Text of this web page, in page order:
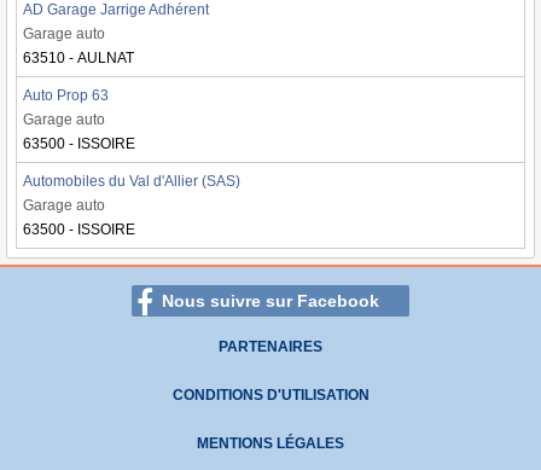
AD Garage Jarrige Adhérent
Garage auto
63510 - AULNAT
Auto Prop 63
Garage auto
63500 - ISSOIRE
Automobiles du Val d'Allier (SAS)
Garage auto
63500 - ISSOIRE
Nous suivre sur Facebook
PARTENAIRES
CONDITIONS D'UTILISATION
MENTIONS LÉGALES